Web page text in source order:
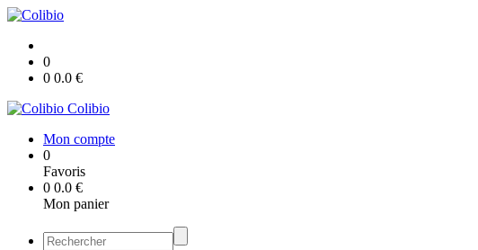
0
0 0.0 €
Colibio
Mon compte
0
Favoris
0 0.0 €
Mon panier